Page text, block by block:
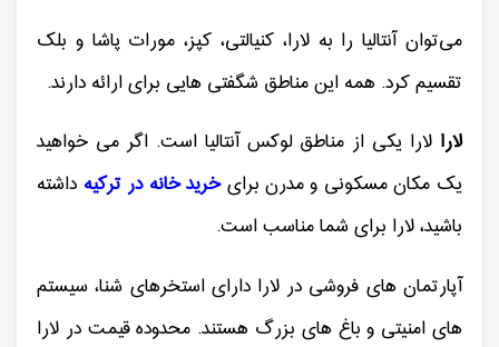
می‌توان آنتالیا را به‌ لارا، کنیالتی، کپز، مورات پاشا و بلک
تقسیم کرد. همه این مناطق شگفتی هایی برای ارائه دارند.
لارا لارا یکی از مناطق لوکس آنتالیا است. اگر می خواهید
یک مکان مسکونی و مدرن برایخرید خانه در ترکیه داشته
باشید، لارا برای شما مناسب است.
آپارتمان های فروشی در لارا دارای استخرهای شنا، سیستم
های امنیتی و باغ های بزرگ هستند. محدوده قیمت در لارا